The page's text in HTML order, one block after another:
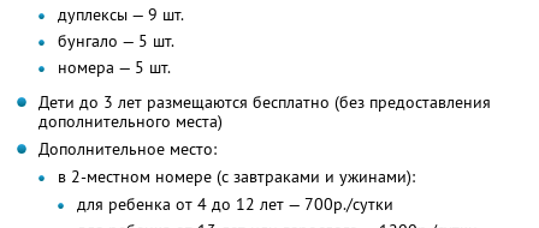
дуплексы — 9 шт.
бунгало — 5 шт.
номера — 5 шт.
Дети до 3 лет размещаются бесплатно (без предоставления
дополнительного места)
Дополнительное место:
в 2-местном номере (с завтраками и ужинами):
для ребенка от 4 до 12 лет — 700р./сутки